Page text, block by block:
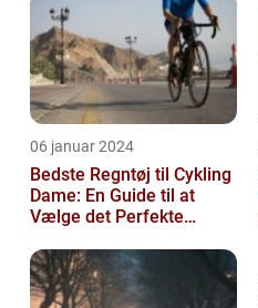
06 januar 2024
Bedste Regntøj til Cykling
Dame: En Guide til at
Vælge det Perfekte
unde...